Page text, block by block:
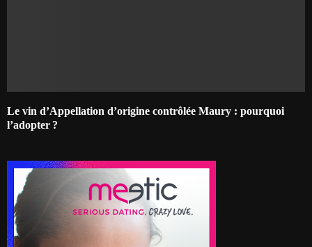
Le vin d’Appellation d’origine contrôlée Maury : pourquoi
l’adopter ?